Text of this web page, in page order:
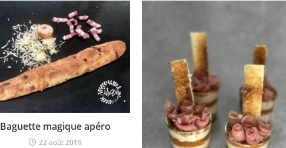
Baguette magique apéro
22 août 2019